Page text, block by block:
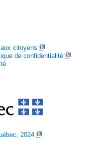
citoyens
de confidentialité
2024